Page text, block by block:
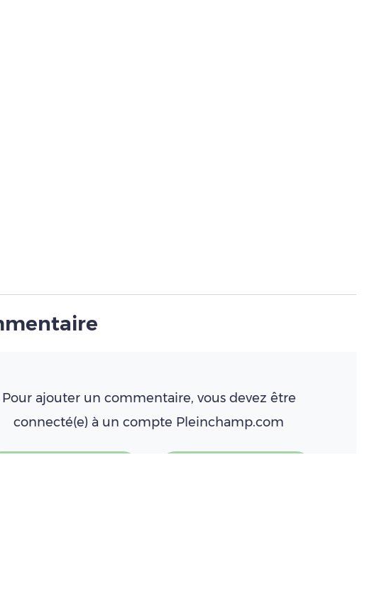
Pour ajouter un commentaire, vous devez être
connecté(e) à un compte Pleinchamp.com